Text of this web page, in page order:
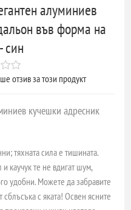
алуминиев
във форма на
син
отзив за този продукт
кучешки адресник
тяхната сила е тишината.
каучук те не вдигат шум,
удобни. Можете да забравите
с яката! Освен ясните